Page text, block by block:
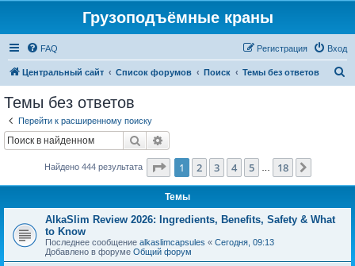
Грузоподъёмные краны
FAQ Вход
Регистрация
Центральный сайт Список форумов Поиск Темы без ответов
Темы без ответов
Перейти к расширенному поиску
Поиск
Найдено 444 результата Страница из 18
1 2 3 4 5 18
Темы
AlkaSlim Review 2026: Ingredients, Benefits, Safety & What
to Know
Последнее сообщение alkaslimcapsules « Сегодня, 09:13
Добавлено в форуме Общий форум